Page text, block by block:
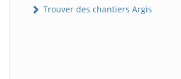
Trouver des chantiers Argis